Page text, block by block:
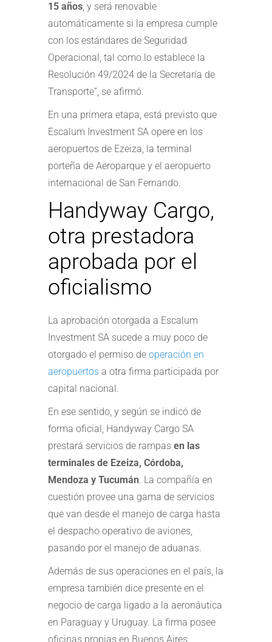
15 años, y será renovable
automáticamente si la empresa cumple
con los estándares de Seguridad
Operacional, tal como lo establece la
Resolución 49/2024 de la Secretaría de
Transporte”, se afirmó.
En una primera etapa, está previsto que
Escalum Investment SA opere en los
aeropuertos de Ezeiza, la terminal
porteña de Aeroparque y el aeropuerto
internacional de San Fernando.
Handyway Cargo,
otra prestadora
aprobada por el
oficialismo
La aprobación otorgada a Escalum
Investment SA sucede a muy poco de
otorgado el permiso de operación en
aeropuertos a otra firma participada por
capital nacional.
En ese sentido, y según se indicó de
forma oficial, Handyway Cargo SA
prestará servicios de rampas en las
terminales de Ezeiza, Córdoba,
Mendoza y Tucumán. La compañía en
cuestión provee una gama de servicios
que van desde el manejo de carga hasta
el despacho operativo de aviones,
pasando por el manejo de aduanas.
Además de sus operaciones en el país, la
empresa también dice presente en el
negocio de carga ligado a la aeronáutica
en Paraguay y Uruguay. La firma posee
oficinas propias en Buenos Aires,